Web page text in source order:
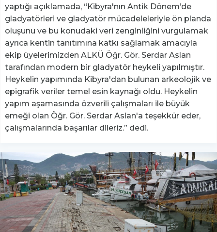
yaptığı açıklamada, “Kibyra'nın Antik Dönem’de
gladyatörleri ve gladyatör mücadeleleriyle ön planda
oluşunu ve bu konudaki veri zenginliğini vurgulamak
ayrıca kentin tanıtımına katkı sağlamak amacıyla
ekip üyelerimizden ALKÜ Öğr. Gör. Serdar Aslan
tarafından modern bir gladyatör heykeli yapılmıştır.
Heykelin yapımında Kibyra'dan bulunan arkeolojik ve
epigrafik veriler temel esin kaynağı oldu. Heykelin
yapım aşamasında özverili çalışmaları ile büyük
emeği olan Öğr. Gör. Serdar Aslan'a teşekkür eder,
çalışmalarında başarılar dileriz.” dedi.